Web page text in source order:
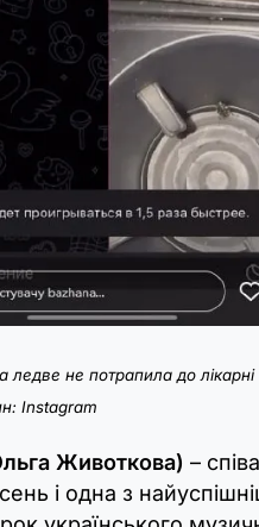
ледве не потрапила до лікарні
Instagram
Животкова) –
і одна з